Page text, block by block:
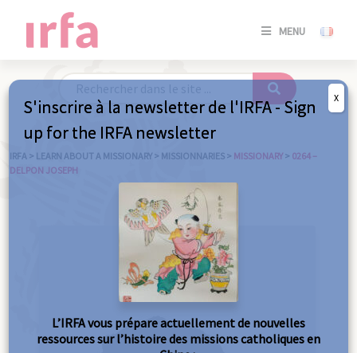
MENU
SE
IRFA > LEARN ABOUT A MISSIONARY > MISSIONNARIES > MISSIONARY > 0264 –
DELPON JOSEPH
S'inscrire à la newsletter de l'IRFA - Sign
up for the IRFA newsletter
L’IRFA vous prépare actuellement de nouvelles
ressources sur l’histoire des missions catholiques en
X